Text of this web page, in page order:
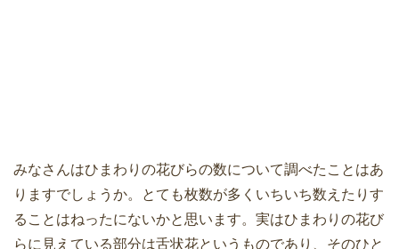
みなさんはひまわりの花びらの数について調べたことはあ
りますでしょうか。とても枚数が多くいちいち数えたりす
ることはねったにないかと思います。実はひまわりの花び
らに見えている部分は舌状花というものであり、そのひと